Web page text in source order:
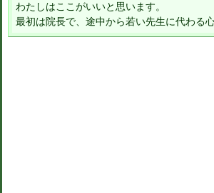
わたしはここがいいと思います。
最初は院長で、途中から若い先生に代わる